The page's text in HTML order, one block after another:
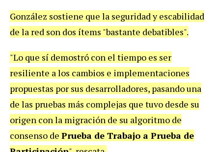
González sostiene que la seguridad y escabilidad
de la red son dos ítems "bastante debatibles".
"Lo que sí demostró con el tiempo es ser
resiliente a los cambios e implementaciones
propuestas por sus desarrolladores, pasando una
de las pruebas más complejas que tuvo desde su
origen con la migración de su algoritmo de
consenso de Prueba de Trabajo a Prueba de